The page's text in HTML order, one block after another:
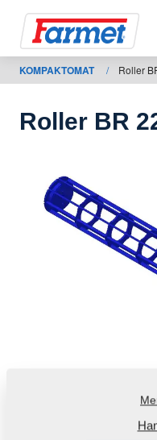
Mina
maskiner
KOMPAKTOMAT / Roller
Roller BR